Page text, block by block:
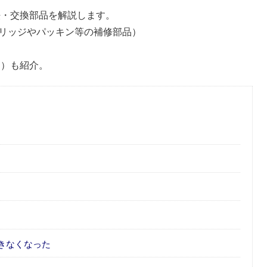
交換部品を解説します。
ッジやパッキン等の補修部品）
も紹介。
なくなった